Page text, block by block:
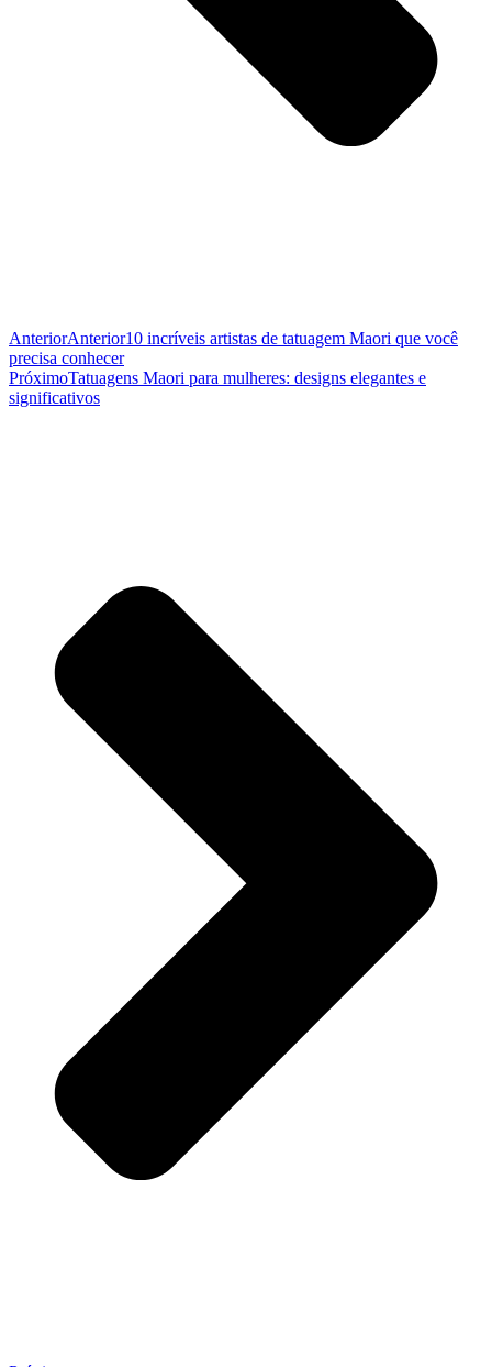
AnteriorAnterior10 incríveis artistas de tatuagem Maori que você
precisa conhecer
PróximoTatuagens Maori para mulheres: designs elegantes e
significativos